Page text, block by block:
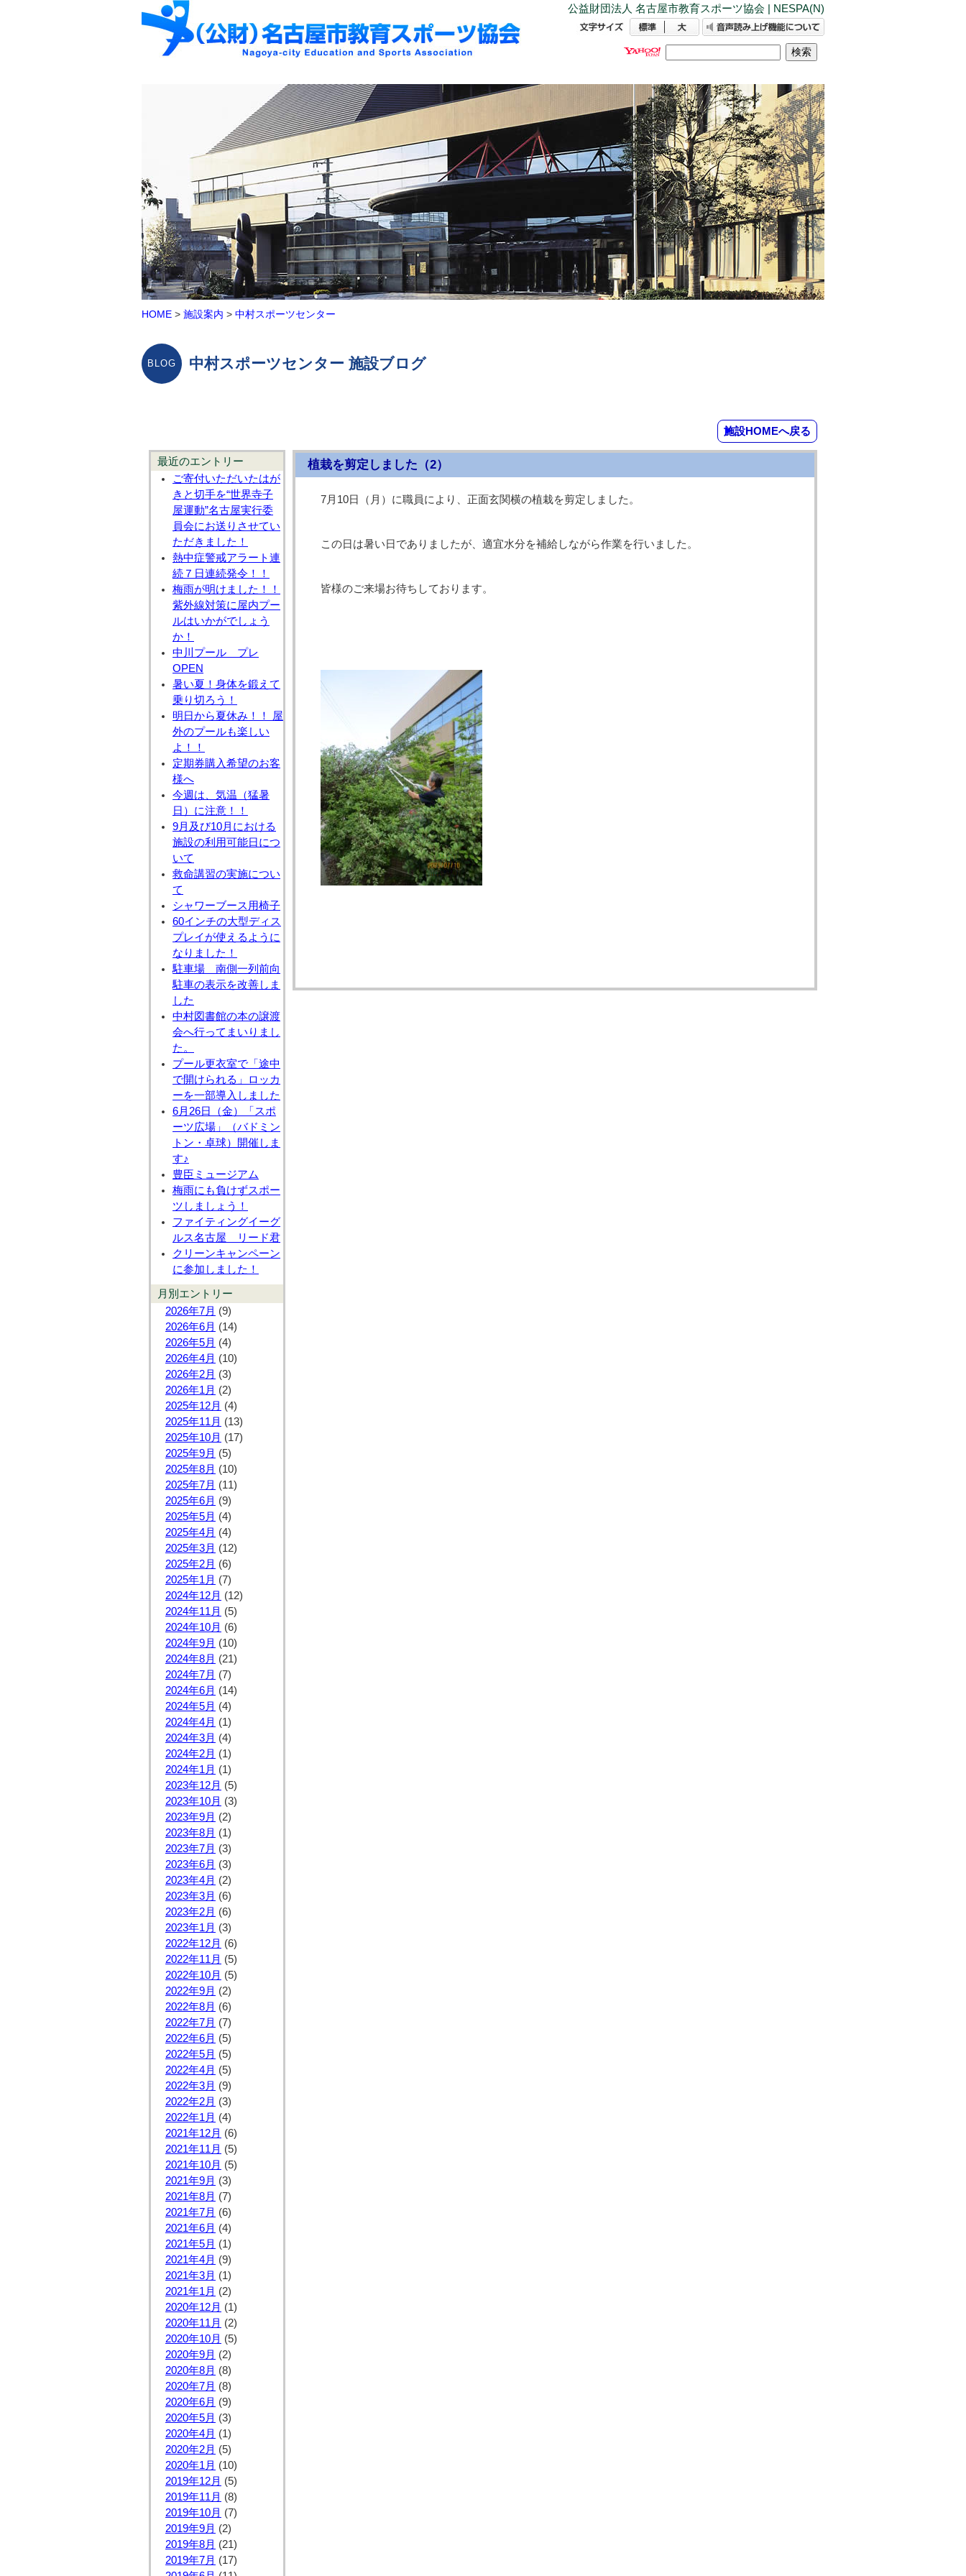
公益財団法人 名古屋市教育スポーツ協会 | NESPA(N)
HOME > 施設案内 > 中村スポーツセンター
中村スポーツセンター 施設ブログ
施設HOMEへ戻る
最近のエントリー
ご寄付いただいたはが
きと切手を“世界寺子
屋運動”名古屋実行委
員会にお送りさせてい
ただきました！
熱中症警戒アラート連
続７日連続発令！！
梅雨が明けました！！
紫外線対策に屋内プー
ルはいかがでしょう
か！
中川プール プレ
OPEN
暑い夏！身体を鍛えて
乗り切ろう！
明日から夏休み！！ 屋
外のプールも楽しい
よ！！
定期券購入希望のお客
様へ
今週は、気温（猛暑
日）に注意！！
9月及び10月における
施設の利用可能日につ
いて
救命講習の実施につい
て
シャワーブース用椅子
60インチの大型ディス
プレイが使えるように
なりました！
駐車場 南側一列前向
駐車の表示を改善しま
した
中村図書館の本の譲渡
会へ行ってまいりまし
た。
プール更衣室で「途中
で開けられる」ロッカ
ーを一部導入しました
6月26日（金）「スポ
ーツ広場」（バドミン
トン・卓球）開催しま
す♪
豊臣ミュージアム
梅雨にも負けずスポー
ツしましょう！
ファイティングイーグ
ルス名古屋 リード君
クリーンキャンペーン
に参加しました！
月別エントリー
2026年7月 (9)
2026年6月 (14)
2026年5月 (4)
2026年4月 (10)
2026年2月 (3)
2026年1月 (2)
2025年12月 (4)
2025年11月 (13)
2025年10月 (17)
2025年9月 (5)
2025年8月 (10)
2025年7月 (11)
2025年6月 (9)
2025年5月 (4)
2025年4月 (4)
2025年3月 (12)
2025年2月 (6)
2025年1月 (7)
2024年12月 (12)
2024年11月 (5)
2024年10月 (6)
2024年9月 (10)
2024年8月 (21)
2024年7月 (7)
2024年6月 (14)
2024年5月 (4)
2024年4月 (1)
2024年3月 (4)
2024年2月 (1)
2024年1月 (1)
2023年12月 (5)
2023年10月 (3)
2023年9月 (2)
2023年8月 (1)
2023年7月 (3)
2023年6月 (3)
2023年4月 (2)
2023年3月 (6)
2023年2月 (6)
2023年1月 (3)
2022年12月 (6)
2022年11月 (5)
2022年10月 (5)
2022年9月 (2)
2022年8月 (6)
2022年7月 (7)
2022年6月 (5)
2022年5月 (5)
2022年4月 (5)
2022年3月 (9)
2022年2月 (3)
2022年1月 (4)
2021年12月 (6)
2021年11月 (5)
2021年10月 (5)
2021年9月 (3)
2021年8月 (7)
2021年7月 (6)
2021年6月 (4)
2021年5月 (1)
2021年4月 (9)
2021年3月 (1)
2021年1月 (2)
2020年12月 (1)
2020年11月 (2)
2020年10月 (5)
2020年9月 (2)
2020年8月 (8)
2020年7月 (8)
2020年6月 (9)
2020年5月 (3)
2020年4月 (1)
2020年2月 (5)
2020年1月 (10)
2019年12月 (5)
2019年11月 (8)
2019年10月 (7)
2019年9月 (2)
2019年8月 (21)
2019年7月 (17)
植栽を剪定しました（2）
7月10日（月）に職員により、正面玄関横の植栽を剪定しました。
この日は暑い日でありましたが、適宜水分を補給しながら作業を行いました。
皆様のご来場お待ちしております。